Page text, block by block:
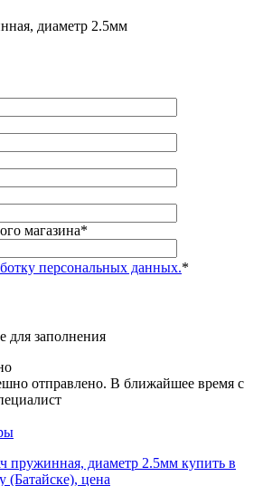
диаметр 2.5мм
магазина*
персональных данных.*
для заполнения
отправлено. В ближайшее время с